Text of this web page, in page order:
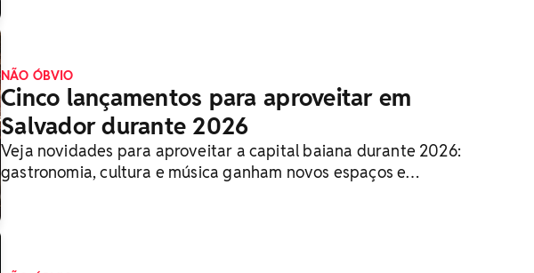
NÃO ÓBVIO
Cinco lançamentos para aproveitar em
Salvador durante 2026
Veja novidades para aproveitar a capital baiana durante 2026:
gastronomia, cultura e música ganham novos espaços e